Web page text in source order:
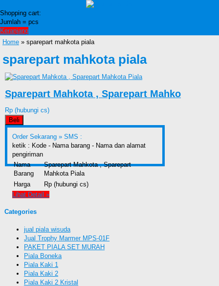
Shopping cart:
Jumlah = pcs
Keranjang
Home » sparepart mahkota piala
sparepart mahkota piala
Sparepart Mahkota , Sparepart Mahko
Rp (hubungi cs)
Beli
Order Sekarang » SMS :
ketik : Kode - Nama barang - Nama dan alamat
pengiriman
Nama
Barang
Sparepart Mahkota , Sparepart
Mahkota Piala
Harga
Rp (hubungi cs)
Lihat Detail »
Categories
jual piala wisuda
Jual Trophy Marmer MPS-01F
PAKET PIALA SET MURAH
Piala Boneka
Piala Kaki 1
Piala Kaki 2
Piala Kaki 2 Kristal